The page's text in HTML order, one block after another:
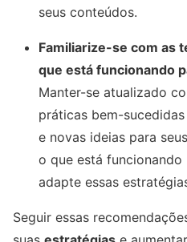
seus conteúdos.
Familiarize-se com as
que está funcionando
Manter-se atualizado
práticas bem-
e novas ideias para
o que está
adapte essas
Seguir essas